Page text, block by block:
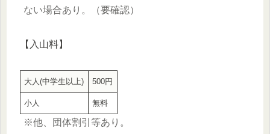
ない場合あり。
（要確認）
【入山料】
大人(中学生以上) 500円
小人 無料
※他、団体割引等あり。